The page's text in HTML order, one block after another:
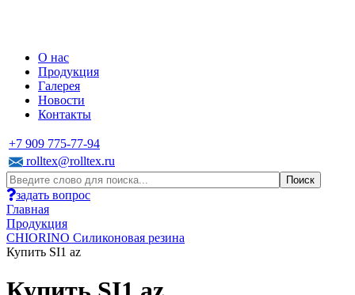
О нас
Продукция
Галерея
Новости
Контакты
+7 909 775-77-94
rolltex@rolltex.ru
задать вопрос
Главная
Продукция
CHIORINO Силиконовая резина
Купить SI1 az